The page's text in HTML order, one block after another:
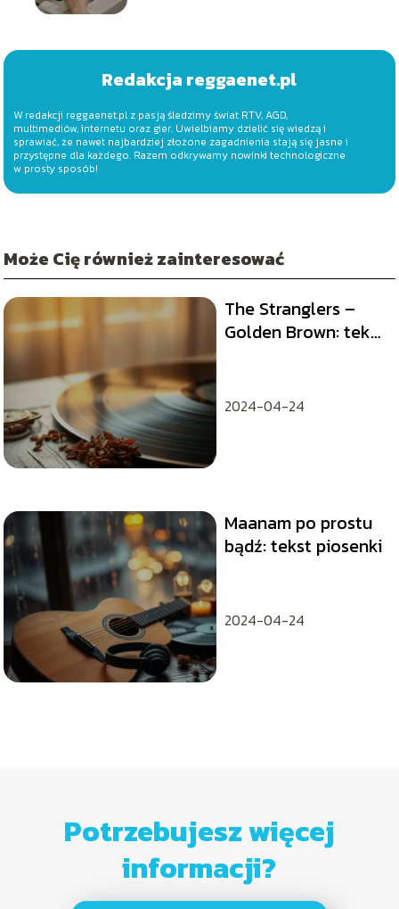
Redakcja reggaenet.pl
W redakcji reggaenet.pl z pasją śledzimy świat RTV, AGD,
multimediów, internetu oraz gier. Uwielbiamy dzielić się wiedzą i
sprawiać, że nawet najbardziej złożone zagadnienia stają się jasne i
przystępne dla każdego. Razem odkrywamy nowinki technologiczne
w prosty sposób!
Może Cię również zainteresować
The Stranglers –
Golden Brown: tekst
2024-04-24
Maanam po prostu
bądź: tekst piosenki
2024-04-24
Potrzebujesz więcej
informacji?